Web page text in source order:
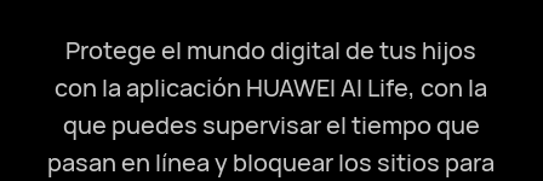
Protege el mundo digital de tus hijos
con la aplicación HUAWEI AI Life, con la
que puedes supervisar el tiempo que
pasan en línea y bloquear los sitios para